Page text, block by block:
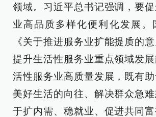
领域。习近平总书记强调，要
业高品质多样化便利化发展。
《关于推进服务业扩能提质的
提升生活性服务业重点领域发
活性服务业高质量发展，既有
美好生活的向往、解决群众急
于扩内需、稳就业、促进共同